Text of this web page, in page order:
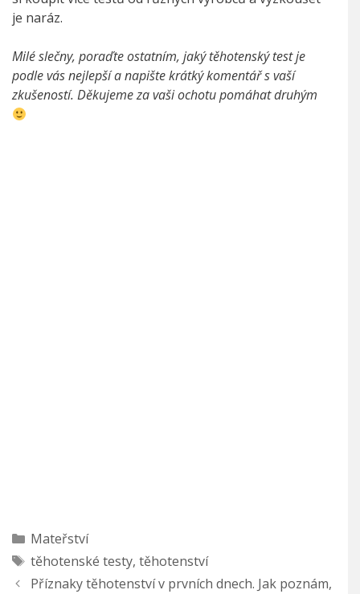
je naráz.
Milé slečny, poraďte ostatním, jaký těhotenský test je
podle vás nejlepší a napište krátký komentář s vaší
zkušeností. Děkujeme za vaši ochotu pomáhat druhým
Rubriky
Mateřství
Štítky
těhotenské testy, těhotenství
Příznaky těhotenství v prvních dnech. Jak poznám,